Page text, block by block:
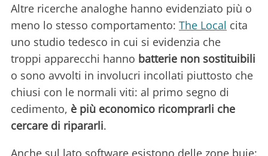
Altre ricerche analoghe hanno evidenziato più o
meno lo stesso comportamento: The Local cita
uno studio tedesco in cui si evidenzia che
troppi apparecchi hanno batterie non sostituibili
o sono avvolti in involucri incollati piuttosto che
chiusi con le normali viti: al primo segno di
cedimento, è più economico ricomprarli che
cercare di ripararli.
Anche sul lato software esistono delle zone buie: